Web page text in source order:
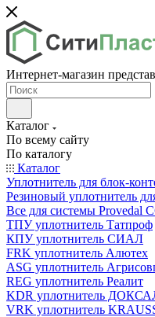
Интернет-магазин
Каталог
По всему сайту
По каталогу
Каталог
Уплотнитель для блок-
Резиновый уплотнитель
Все для системы Provedal
ТПУ уплотнитель Татпроф
КПУ уплотнитель СИАЛ
FRK уплотнитель Алютех
ASG уплотнитель
REG уплотнитель Реалит
KDR уплотнитель
VRK уплотнитель